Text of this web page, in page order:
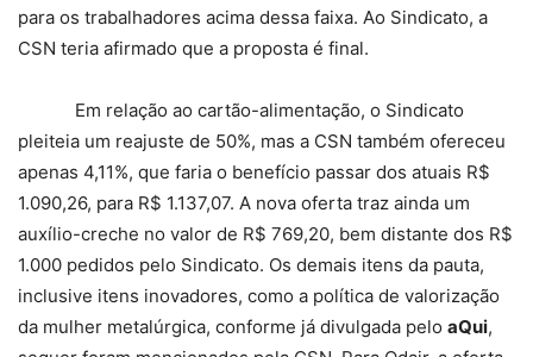
para os trabalhadores acima dessa faixa. Ao Sindicato, a
CSN teria afirmado que a proposta é final.
Em relação ao cartão-alimentação, o Sindicato
pleiteia um reajuste de 50%, mas a CSN também ofereceu
apenas 4,11%, que faria o benefício passar dos atuais R$
1.090,26, para R$ 1.137,07. A nova oferta traz ainda um
auxílio-creche no valor de R$ 769,20, bem distante dos R$
1.000 pedidos pelo Sindicato. Os demais itens da pauta,
inclusive itens inovadores, como a política de valorização
da mulher metalúrgica, conforme já divulgada pelo aQui,